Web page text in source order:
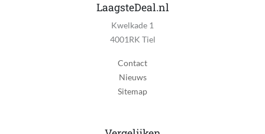
LaagsteDeal.nl
Kwelkade 1
4001RK Tiel
Contact
Nieuws
Sitemap